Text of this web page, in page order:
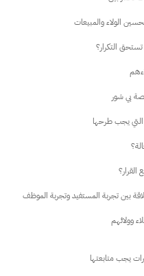
الولاء والمبيعات
التكرار؟
بي شور
التي يجب طرحها
وولائهم